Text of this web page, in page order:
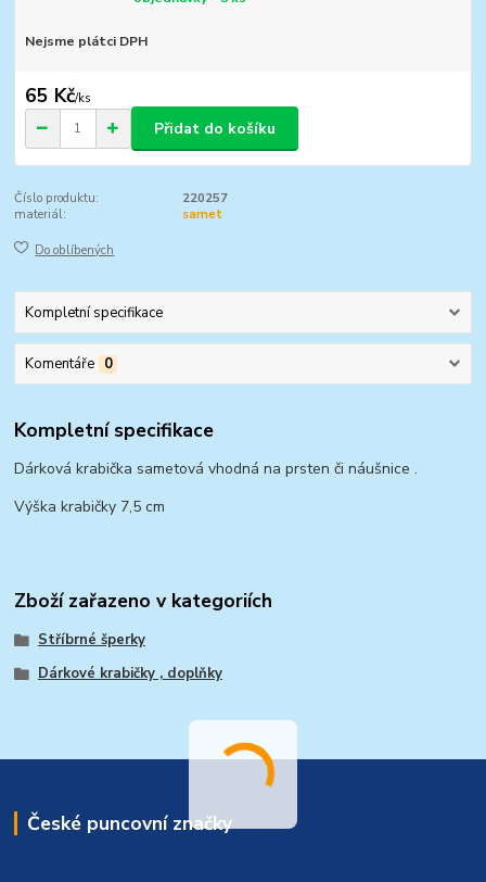
Nejsme plátci DPH
65 Kč/ks
Přidat do košíku
Číslo produktu:
220257
materiál:
samet
Do oblíbených
Kompletní specifikace
Komentáře 0
Kompletní specifikace
Dárková krabička sametová vhodná na prsten či náušnice .
Výška krabičky 7,5 cm
Zboží zařazeno v kategoriích
Stříbrné šperky
Dárkové krabičky , doplňky
České puncovní značky